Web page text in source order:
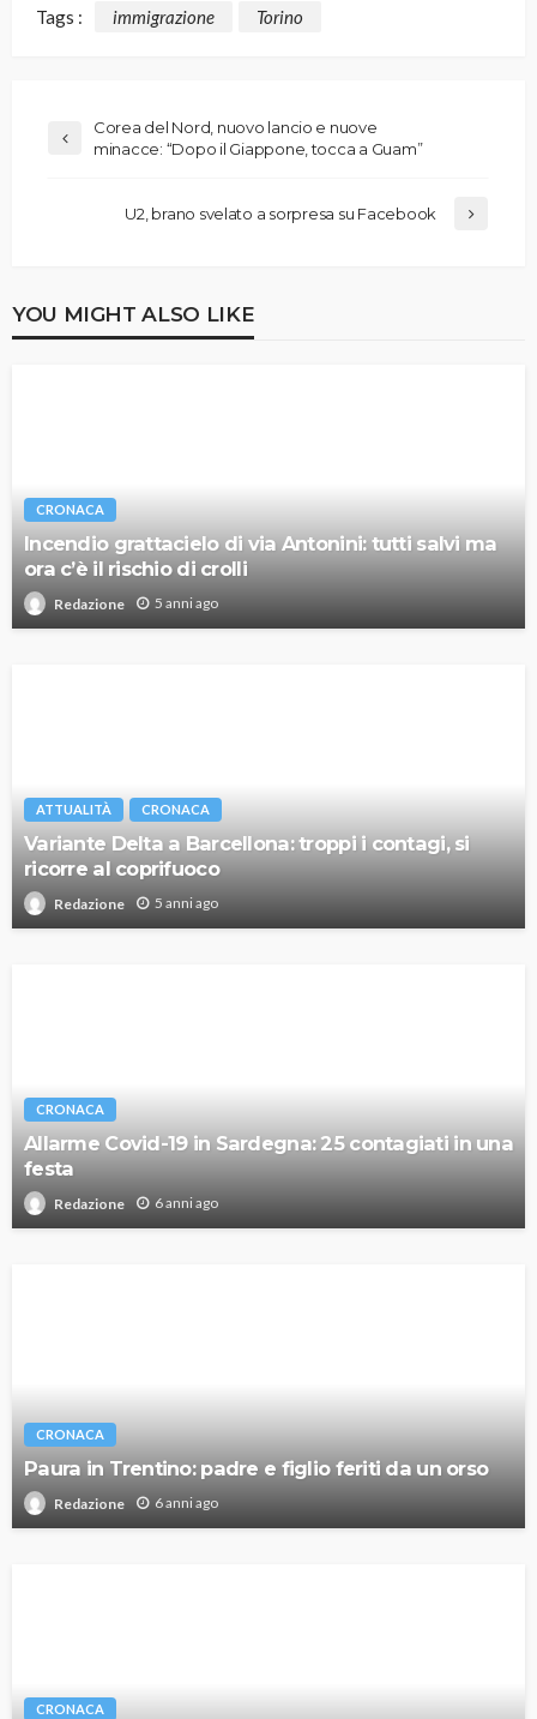
Tags : immigrazione Torino
Corea del Nord, nuovo lancio e nuove
minacce: “Dopo il Giappone, tocca a Guam”
U2, brano svelato a sorpresa su Facebook
YOU MIGHT ALSO LIKE
CRONACA
Incendio grattacielo di via Antonini: tutti salvi ma
ora c’è il rischio di crolli
Redazione 5 anni ago
ATTUALITÀ CRONACA
Variante Delta a Barcellona: troppi i contagi, si
ricorre al coprifuoco
Redazione 5 anni ago
CRONACA
Allarme Covid-19 in Sardegna: 25 contagiati in una
festa
Redazione 6 anni ago
CRONACA
Paura in Trentino: padre e figlio feriti da un orso
Redazione 6 anni ago
CRONACA